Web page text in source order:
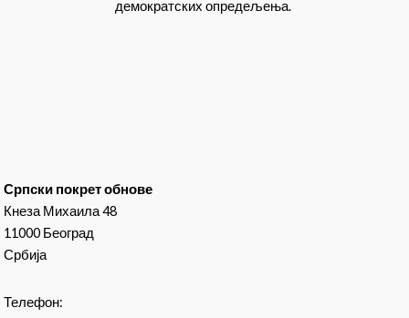
демократских опредељења.
Српски покрет обнове
Кнеза Михаила 48
11000 Београд
Србија
Телефон: